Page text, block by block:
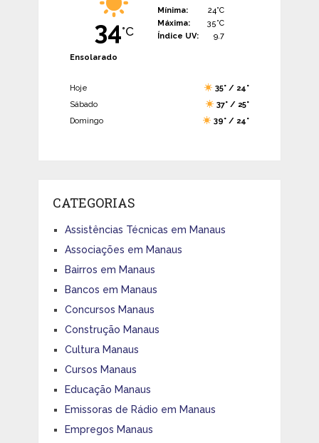
34°C
Mínima:
24°C
Máxima:
35°C
Índice UV:
9.7
Ensolarado
Hoje
35° / 24°
Sábado
37° / 25°
Domingo
39° / 24°
CATEGORIAS
Assistências Técnicas em Manaus
Associações em Manaus
Bairros em Manaus
Bancos em Manaus
Concursos Manaus
Construção Manaus
Cultura Manaus
Cursos Manaus
Educação Manaus
Emissoras de Rádio em Manaus
Empregos Manaus